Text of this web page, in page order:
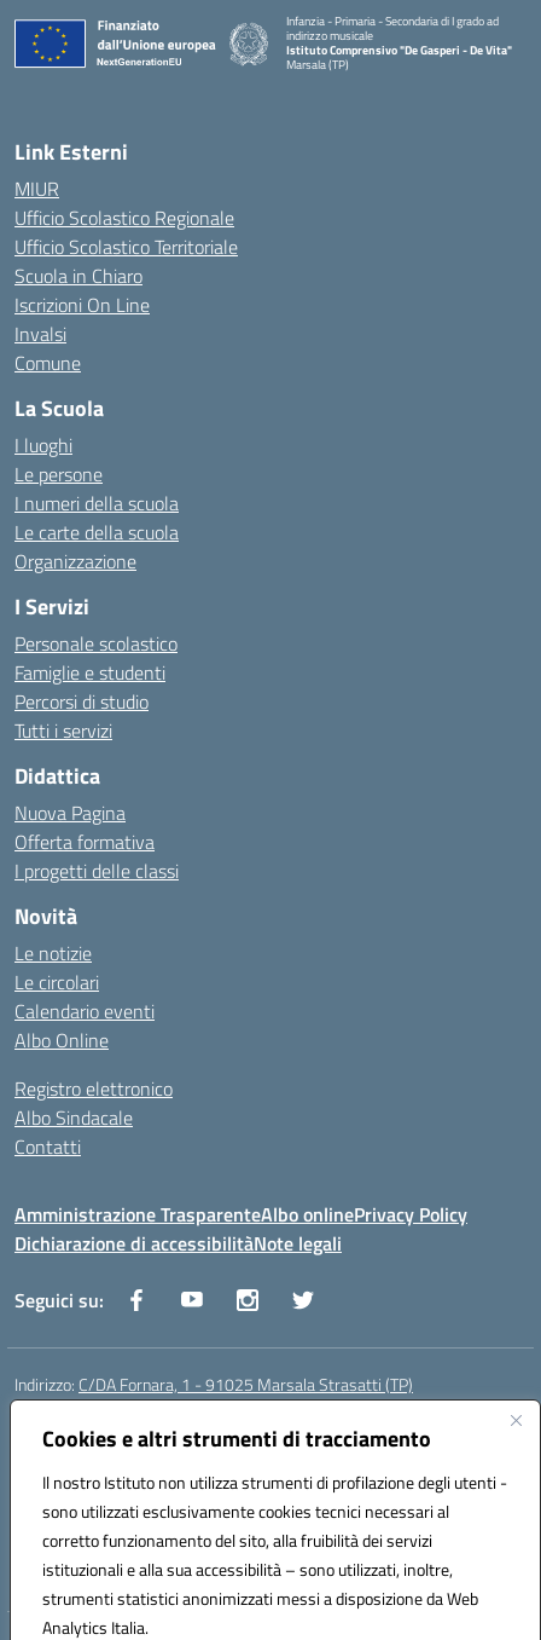
Cookies e altri strumenti di tracciamento
Il nostro Istituto non utilizza strumenti di profilazione degli utenti -
sono utilizzati esclusivamente cookies tecnici necessari al
corretto funzionamento del sito, alla fruibilità dei servizi
istituzionali e alla sua accessibilità – sono utilizzati, inoltre,
strumenti statistici anonimizzati messi a disposizione da Web
Analytics Italia.
Infanzia - Primaria - Secondaria di I grado ad
indirizzo musicale
Istituto Comprensivo "De Gasperi - De Vita"
Marsala (TP)
Link Esterni
MIUR
Ufficio Scolastico Regionale
Ufficio Scolastico Territoriale
Scuola in Chiaro
Iscrizioni On Line
Invalsi
Comune
La Scuola
I luoghi
Le persone
I numeri della scuola
Le carte della scuola
Organizzazione
I Servizi
Personale scolastico
Famiglie e studenti
Percorsi di studio
Tutti i servizi
Didattica
Nuova Pagina
Offerta formativa
I progetti delle classi
Novità
Le notizie
Le circolari
Calendario eventi
Albo Online
Registro elettronico
Albo Sindacale
Contatti
Amministrazione TrasparenteAlbo onlinePrivacy Policy
Dichiarazione di accessibilitàNote legali
Seguici su:
Indirizzo: C/DA Fornara, 1 - 91025 Marsala Strasatti (TP)
Centralino:
Posta elettronica certificata (PEC):tpic81600v@pec.istruzione.it
Codice fiscale: 82006360810
Codice meccanografico:TPIC81600V
Codice Indice delle Pubbliche Amministrazioni (IPA): istsc_tpic81600v
Codice unico di fatturazione (CUF): UFODYY